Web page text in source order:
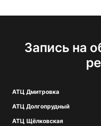
Запись на
АТЦ Дмитровка
АТЦ Долгопрудный
АТЦ Щёлковская